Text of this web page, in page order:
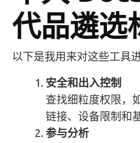
代品遴选
以下是我用来对这些工具
安全和出入控制
查找细粒度权限，
链接、设备限制和
参与分析